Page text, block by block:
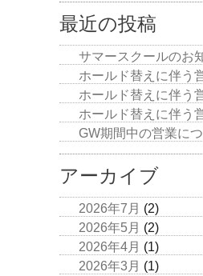
最近の投稿
サマースクールのお
ホールド替えに伴う
ホールド替えに伴う
ホールド替えに伴う
GW期間中の営業に
アーカイブ
2026年7月 (2)
2026年5月 (2)
2026年4月 (1)
2026年3月 (1)